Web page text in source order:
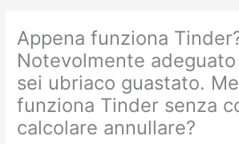
Appena funziona
Notevolmente
sei ubriaco guastato.
funziona Tinder senza
calcolare annullare?